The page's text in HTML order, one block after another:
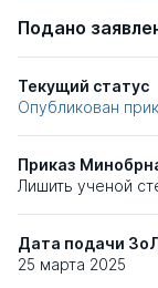
Подано
Текущий статус
Опубликован
Приказ
Лишить ученой
Дата подачи
25 марта 2025